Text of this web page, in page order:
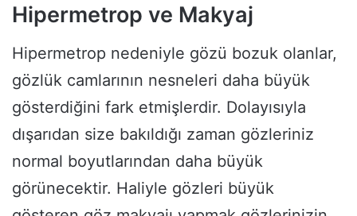
Hipermetrop ve Makyaj
Hipermetrop nedeniyle gözü bozuk olanlar,
gözlük camlarının nesneleri daha büyük
gösterdiğini fark etmişlerdir. Dolayısıyla
dışarıdan size bakıldığı zaman gözleriniz
normal boyutlarından daha büyük
görünecektir. Haliyle gözleri büyük